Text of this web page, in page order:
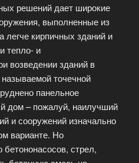
решений дает широкие
выполненные из
легче кирпичных зданий и
тепло- и
возведении зданий в
точечной
панельное
дом – пожалуй, наилучший
и сооружений изначально
варианте. Но
бетононасосов, стрел,